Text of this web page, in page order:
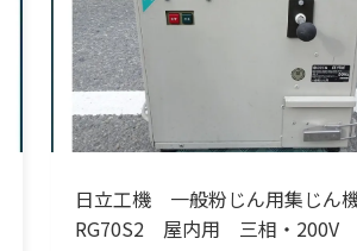
日立工機 一般粉じん用集じん
RG70S2 屋内用 三相・200V